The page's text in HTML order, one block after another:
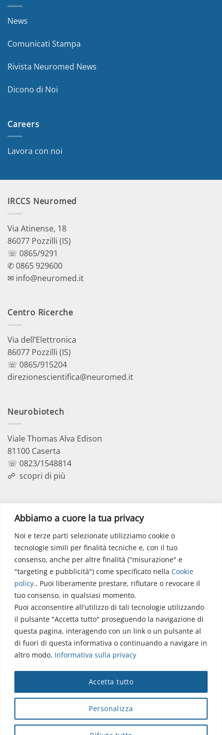
Abbiamo a cuore la tua privacy
Noi e terze parti selezionate utilizziamo cookie o
tecnologie simili per finalità tecniche e, con il tuo
consenso, anche per altre finalità ("misurazione" e
"targeting e pubblicità") come specificato nella Cookie
policy.. Puoi liberamente prestare, rifiutare o revocare il
tuo consenso, in qualsiasi momento.
Puoi acconsentire all'utilizzo di tali tecnologie utilizzando
il pulsante "Accetta tutto" proseguendo la navigazione di
questa pagina, interagendo con un link o un pulsante al
di fuori di questa informativa o continuando a navigare in
altro modo. Informativa sulla privacy
Personalizza
Accetta tutto
News
Comunicati Stampa
Rivista Neuromed News
Dicono di Noi
Careers
Lavora con noi
IRCCS Neuromed
Via Atinense, 18
86077 Pozzilli (IS)
☏ 0865/9291
✆ 0865 929600
✉ info@neuromed.it
Centro Ricerche
Via dell’Elettronica
86077 Pozzilli (IS)
☏ 0865/915204
direzionescientifica@neuromed.it
Neurobiotech
Viale Thomas Alva Edison
81100 Caserta
☏ 0823/1548814
☍ scopri di più
Via dell’Elettronica
86077 Pozzilli (IS)
☏ 0865/915407
segreteriapolodidattico@neuromed.it
Copyright © 2026 Istituto Neurologico Mediterraneo
Neuromed S.p.A.
Webmail |Privacy Policy|Privacy|Disclaimer|Accessibilità
Contatti|Credits
Cap. Soc. € 4.040.000 i.v. - Numero REA IS - 18112 - P.IVA/Cod.
Fiscale 00068310945 - neuromed@pec.it